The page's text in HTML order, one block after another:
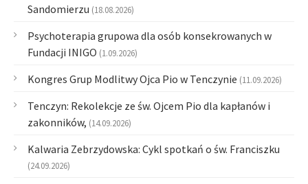
Sandomierzu (18.08.2026)
Psychoterapia grupowa dla osób konsekrowanych w
Fundacji INIGO (1.09.2026)
Kongres Grup Modlitwy Ojca Pio w Tenczynie (11.09.2026)
Tenczyn: Rekolekcje ze św. Ojcem Pio dla kapłanów i
zakonników, (14.09.2026)
Kalwaria Zebrzydowska: Cykl spotkań o św. Franciszku
(24.09.2026)